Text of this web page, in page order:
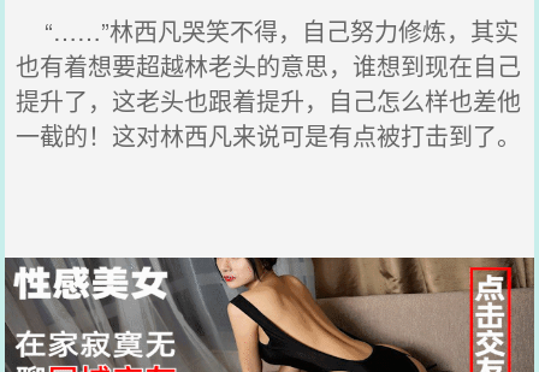
“……”林西凡哭笑不得，自己努力修炼，其实
也有着想要超越林老头的意思，谁想到现在自己
提升了，这老头也跟着提升，自己怎么样也差他
一截的！这对林西凡来说可是有点被打击到了。